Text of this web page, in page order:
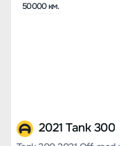
50000 км.
2021 Tank 300